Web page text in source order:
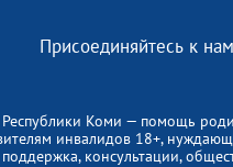
Коми — помощь
инвалидов 18+,
поддержка, консультации,
Присоединяйтесь к